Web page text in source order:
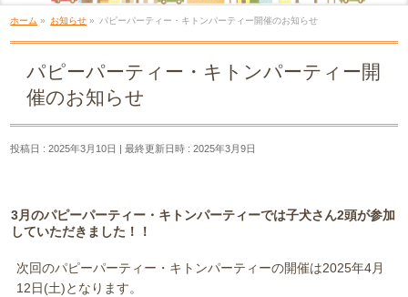
ホーム » お知らせ » パピーパーティー・キトンパーティー開催のお知らせ
パピーパーティー・キトンパーティー開
催のお知らせ
投稿日 : 2025年3月10日 最終更新日時 : 2025年3月9日
3月のパピーパーティー・キトンパーティーでは子犬さん2頭が参加
していただきました！！
次回のパピーパーティー・キトンパーティーの開催は2025年4月
12日(土)となります。